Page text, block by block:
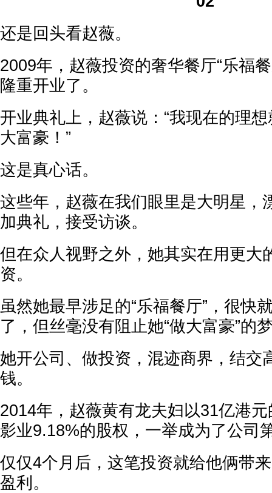
还是回头看赵薇。
2009年，赵薇投资的奢华餐厅“乐福
隆重开业了。
开业典礼上，赵薇说：“我现在的理
大富豪！”
这是真心话。
这些年，赵薇在我们眼里是大明星，
加典礼，接受访谈。
但在众人视野之外，她其实在用更大
资。
虽然她最早涉足的“乐福餐厅”，很快
了，但丝毫没有阻止她“做大富豪”的
她开公司、做投资，混迹商界，结交
钱。
2014年，赵薇黄有龙夫妇以31亿港
影业9.18%的股权，一举成为了公司
仅仅4个月后，这笔投资就给他俩带
盈利。